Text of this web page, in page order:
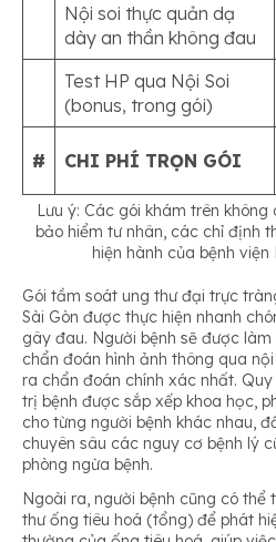
Nội soi thực quản dạ
dày an thần không đau
Test HP qua Nội Soi
(bonus, trong gói)
# CHI PHÍ TRỌN GÓI
Lưu ý: Các gói khám trên
bảo hiểm tư nhân, các chỉ định
hiện hành của bệnh viện
Gói tầm soát ung thư đại trực
Sài Gòn được thực hiện nhanh
gây đau. Người bệnh sẽ được
chẩn đoán hình ảnh thông qua
ra chẩn đoán chính xác nhất.
trị bệnh được sắp xếp khoa học,
cho từng người bệnh khác nhau,
chuyên sâu các nguy cơ bệnh lý
phòng ngừa bệnh.
Ngoài ra, người bệnh cũng có thể
thư ống tiêu hoá (tổng) để phát